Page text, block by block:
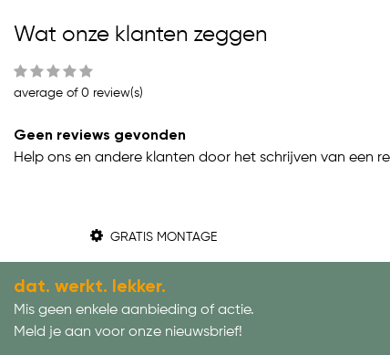
Wat onze klanten zeggen
average of 0 review(s)
Geen reviews gevonden
Help ons en andere klanten door het schrijven van een
GRATIS MONTAGE
dat. werkt. lekker.
Mis geen enkele aanbieding of actie.
Meld je aan voor onze nieuwsbrief!